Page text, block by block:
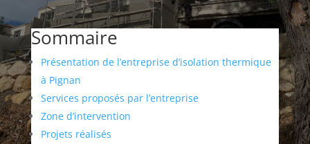
Sommaire
Présentation de l’entreprise d’isolation thermique
à Pignan
Services proposés par l’entreprise
Zone d’intervention
Projets réalisés